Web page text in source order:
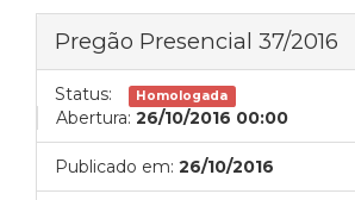
Pregão Presencial 37/2016
Status: Homologada
Abertura: 26/10/2016 00:00
Publicado em: 26/10/2016